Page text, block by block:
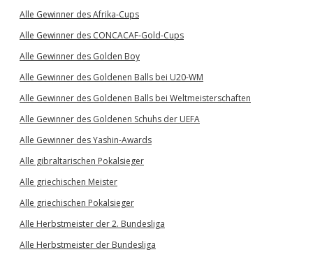
Alle Gewinner des Afrika-Cups
Alle Gewinner des CONCACAF-Gold-Cups
Alle Gewinner des Golden Boy
Alle Gewinner des Goldenen Balls bei U20-WM
Alle Gewinner des Goldenen Balls bei Weltmeisterschaften
Alle Gewinner des Goldenen Schuhs der UEFA
Alle Gewinner des Yashin-Awards
Alle gibraltarischen Pokalsieger
Alle griechischen Meister
Alle griechischen Pokalsieger
Alle Herbstmeister der 2. Bundesliga
Alle Herbstmeister der Bundesliga